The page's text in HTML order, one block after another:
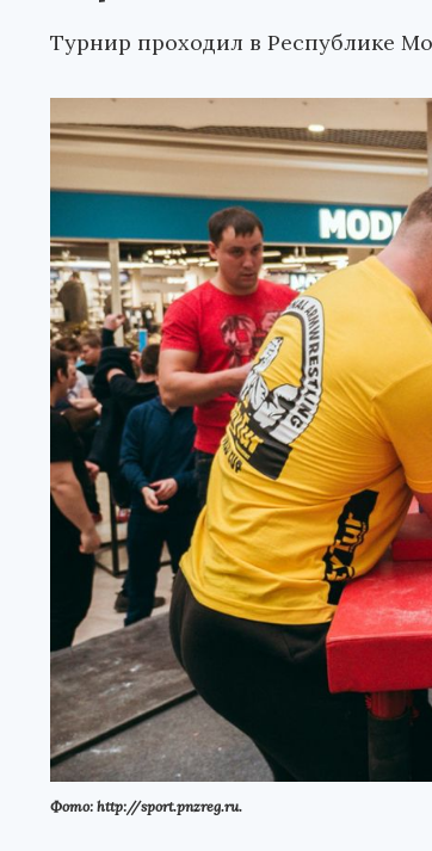
Турнир проходил в Республике
Фото: http://sport.pnzreg.ru.